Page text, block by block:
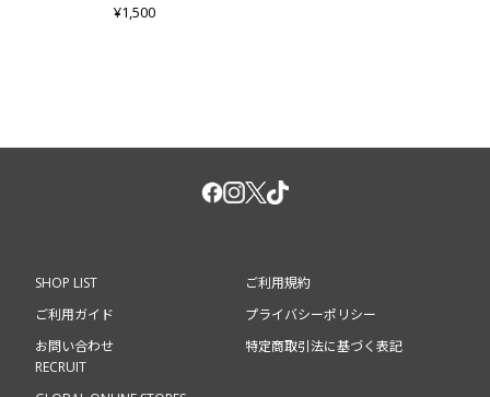
¥1,500
SHOP LIST
ご利用ガイド
お問い合わせ
ご利用規約
プライバシーポリシー
特定商取引法に基づく表記
RECRUIT